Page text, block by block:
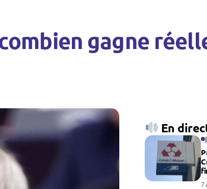
gagne
En
7